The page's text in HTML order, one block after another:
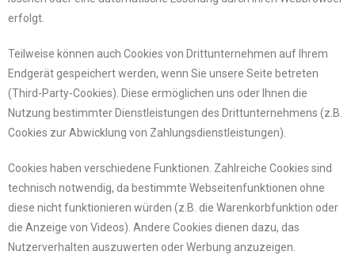
erfolgt.
Teilweise können auch Cookies von Drittunternehmen auf Ihrem
Endgerät gespeichert werden, wenn Sie unsere Seite betreten
(Third-Party-Cookies). Diese ermöglichen uns oder Ihnen die
Nutzung bestimmter Dienstleistungen des Drittunternehmens (z.B.
Cookies zur Abwicklung von Zahlungsdienstleistungen).
Cookies haben verschiedene Funktionen. Zahlreiche Cookies sind
technisch notwendig, da bestimmte Webseitenfunktionen ohne
diese nicht funktionieren würden (z.B. die Warenkorbfunktion oder
die Anzeige von Videos). Andere Cookies dienen dazu, das
Nutzerverhalten auszuwerten oder Werbung anzuzeigen.